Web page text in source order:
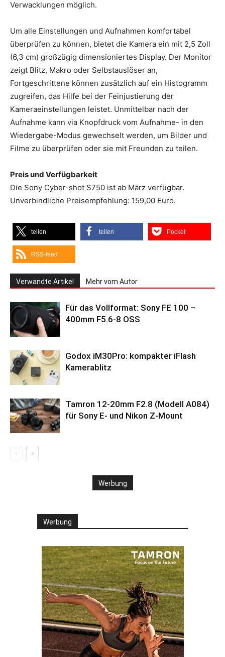
Verwacklungen möglich.
Um alle Einstellungen und Aufnahmen komfortabel
überprüfen zu können, bietet die Kamera ein mit 2,5 Zoll
(6,3 cm) großzügig dimensioniertes Display. Der Monitor
zeigt Blitz, Makro oder Selbstauslöser an,
Fortgeschrittene können zusätzlich auf ein Histogramm
zugreifen, das Hilfe bei der Feinjustierung der
Kameraeinstellungen leistet. Unmittelbar nach der
Aufnahme kann via Knopfdruck vom Aufnahme- in den
Wiedergabe-Modus gewechselt werden, um Bilder und
Filme zu überprüfen oder sie mit Freunden zu teilen.
Preis und Verfügbarkeit
Die Sony Cyber-shot S750 ist ab März verfügbar.
Unverbindliche Preisempfehlung: 159,00 Euro.
teilen teilen Pocket
RSS-feed
Verwandte Artikel Mehr vom Autor
Für das Vollformat: Sony FE 100 –
400mm F5.6-8 OSS
Godox iM30Pro: kompakter iFlash
Kamerablitz
Tamron 12-20mm F2.8 (Modell A084)
für Sony E- und Nikon Z-Mount
Werbung
Werbung